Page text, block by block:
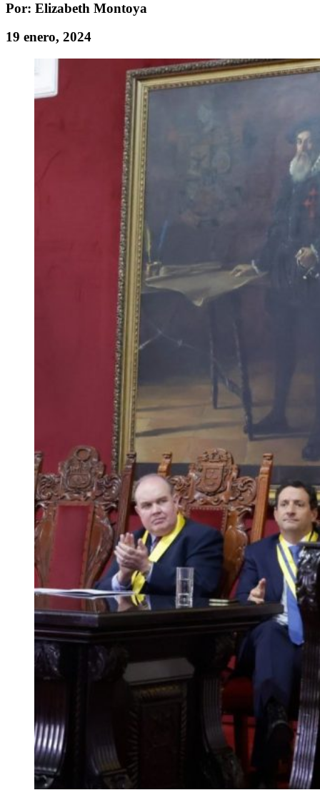
Por: Elizabeth Montoya
19 enero, 2024